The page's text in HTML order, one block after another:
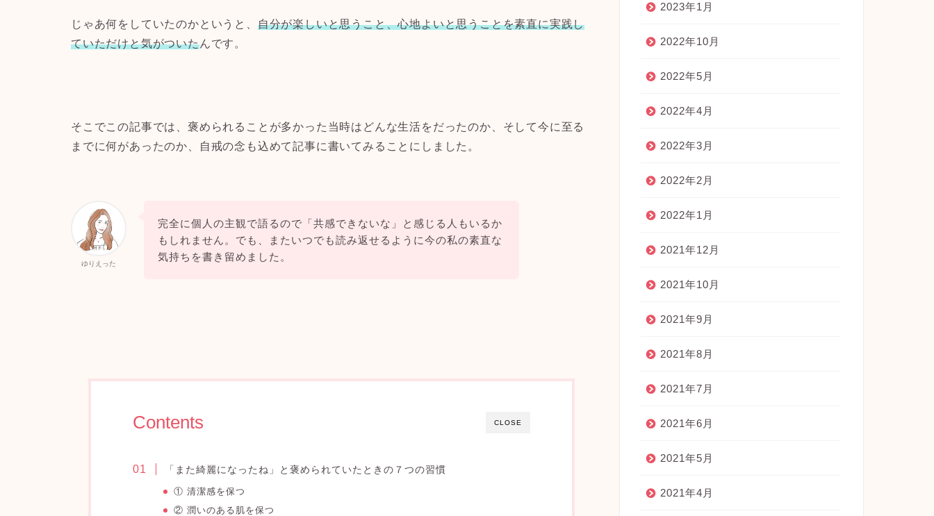
じゃあ何をしていたのかというと、 自分が楽しいと思うこと、心地よいと思うことを素直に実践し
ていただけと気がついたんです。
そこでこの記事では、褒められることが多かった当時はどんな生活をだったのか、そして今に至る
までに何があったのか、自戒の念も込めて記事に書いてみることにしました。
ゆりえった
完全に個人の主観で語るので「共感できないな」と感じる人もいるか
もしれません。でも、またいつでも読み返せるように今の私の素直な
気持ちを書き留めました。
CLOSE
Contents
「また綺麗になったね」と褒められていたときの７つの習慣
① 清潔感を保つ
② 潤いのある肌を保つ
2023年1月
2022年10月
2022年5月
2022年4月
2022年3月
2022年2月
2022年1月
2021年12月
2021年10月
2021年9月
2021年8月
2021年7月
2021年6月
2021年5月
2021年4月